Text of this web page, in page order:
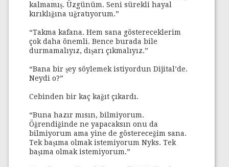
kalmamış. Üzgünüm. Seni sürekli hayal
kırıklığına uğratıyorum.”
“Takma kafana. Hem sana göstereceklerim
çok daha önemli. Bence burada bile
durmamalıyız, dışarı çıkmalıyız.”
“Bana bir şey söylemek istiyordun Dijital’de.
Neydi o?”
Cebinden bir kaç kağıt çıkardı.
“Buna hazır mısın, bilmiyorum.
Öğrendiğinde ne yapacaksın onu da
bilmiyorum ama yine de göstereceğim sana.
Tek başıma olmak istemiyorum Nyks. Tek
başıma olmak istemiyorum.”